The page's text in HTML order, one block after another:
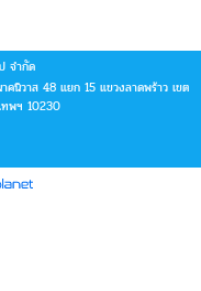
จำกัด
คนิวาส 48 แยก 15 แขวงลาดพร้าว เขต
ทพฯ 10230